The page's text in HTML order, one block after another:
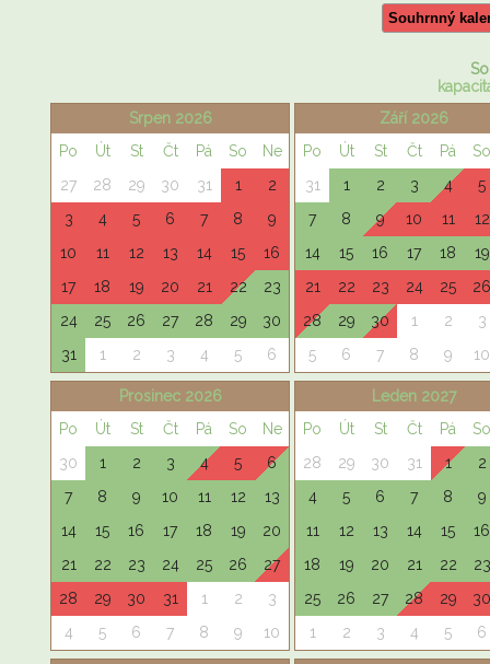
Souhrnný
Srpen 2026
Po
Út St Čt Pá So
Ne
27
28 29 30 31 1
2
3
4 5 6 7 8
9
10
11 12 13 14 15
16
17
18 19 20 21 22
23
24
25 26 27 28 29
30
31
1 2 3 4 5 6
Září 2026
Po
Út St Čt Pá
So
31
1 2 3 4
5
7
8 9 10 11
12
14
15 16 17 18
19
21
22 23 24 25
26
28
29 30 1 2
3
5
6 7 8 9 10
Prosinec 2026
Po
Út St Čt Pá So
Ne
30
1 2 3 4 5
6
7
8 9 10 11 12
13
14
15 16 17 18 19
20
21
22 23 24 25 26
27
28
29 30 31 1 2
3
4
5 6 7 8 9 10
Leden 2027
Po
Út St Čt Pá
So
28
29 30 31 1
2
4
5 6 7 8
9
11
12 13 14 15
16
18
19 20 21 22
23
25
26 27 28 29
30
1
2 3 4 5 6